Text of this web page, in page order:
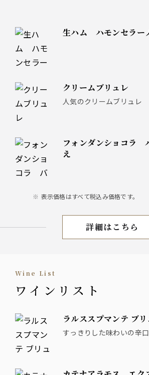
生ハム ハモンセラー
クリームブリュレ
人気のクリームブリュレ
フォンダンショコラ バニラアイス添
え
表示価格はすべて税込み価格です。
アラカルト
詳細はこちら
Wine List
ワインリスト
ラルススプマンテ ブ
すっきりした味わいの辛口